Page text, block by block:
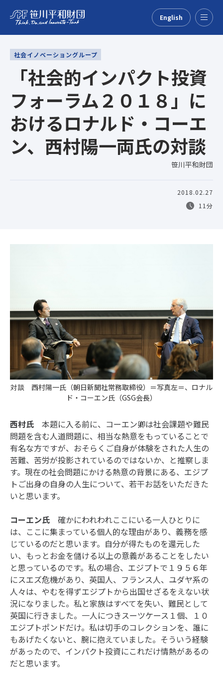
English
社会イノベーショングループ
「社会的インパクト投資
フォーラム２０１８」に
おけるロナルド・コーエ
ン、西村陽一両氏の対談
笹川平和財団
2018.02.27
11分
対談 西村陽一氏（朝日新聞社常務取締役）＝写真左＝、ロナル
ド・コーエン氏（GSG会長）
西村氏 本題に入る前に、コーエン卿は社会課題や難民
問題を含む人道問題に、相当な熱意をもっていることで
有名な方ですが、おそらくご自身が体験をされた人生の
苦難、苦労が投影されているのではないか、と推察しま
す。現在の社会問題にかける熱意の背景にある、エジプ
トご出身の自身の人生について、若干お話をいただきた
いと思います。
コーエン氏 確かにわれわれここにいる一人ひとりに
は、ここに集まっている個人的な理由があり、義務を感
じているのだと思います。自分が得たものを還元した
い、もっとお金を儲ける以上の意義があることをしたい
と思っているのです。私の場合、エジプトで１９５６年
にスエズ危機があり、英国人、フランス人、ユダヤ系の
人々は、やむを得ずエジプトから出国せざるをえない状
況になりました。私と家族はすべてを失い、難民として
英国に行きました。一人につきスーツケース１個、１０
エジプトポンドだけ。私は切手のコレクションを、誰に
もあげたくないと、腕に抱えていました。そういう経験
があったので、インパクト投資にこれだけ情熱があるの
だと思います。